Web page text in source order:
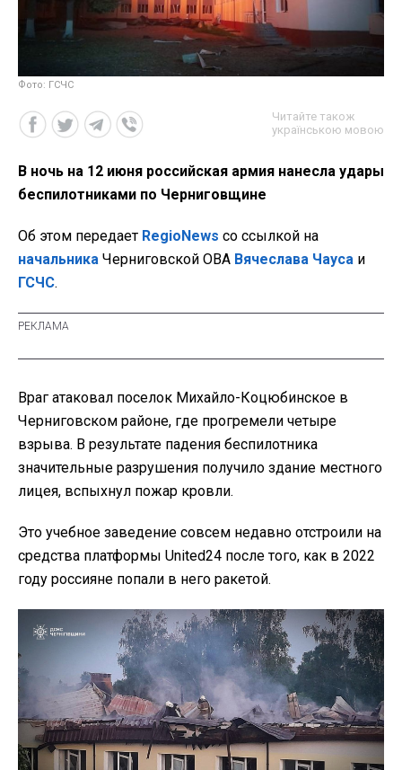
Фото: ГСЧС
Читайте також
українською мовою
В ночь на 12 июня российская армия нанесла удары
беспилотниками по Черниговщине
Об этом передает RegioNews со ссылкой на
начальника Черниговской ОВА Вячеслава Чауса и
ГСЧС.
Враг атаковал поселок Михайло-Коцюбинское в
Черниговском районе, где прогремели четыре
взрыва. В результате падения беспилотника
значительные разрушения получило здание местного
лицея, вспыхнул пожар кровли.
Это учебное заведение совсем недавно отстроили на
средства платформы United24 после того, как в 2022
году россияне попали в него ракетой.